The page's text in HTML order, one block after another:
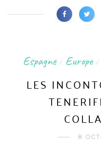
Espagne / Europe /
LES
8